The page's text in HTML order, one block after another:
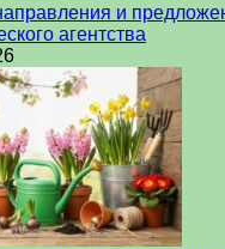
и
агентства